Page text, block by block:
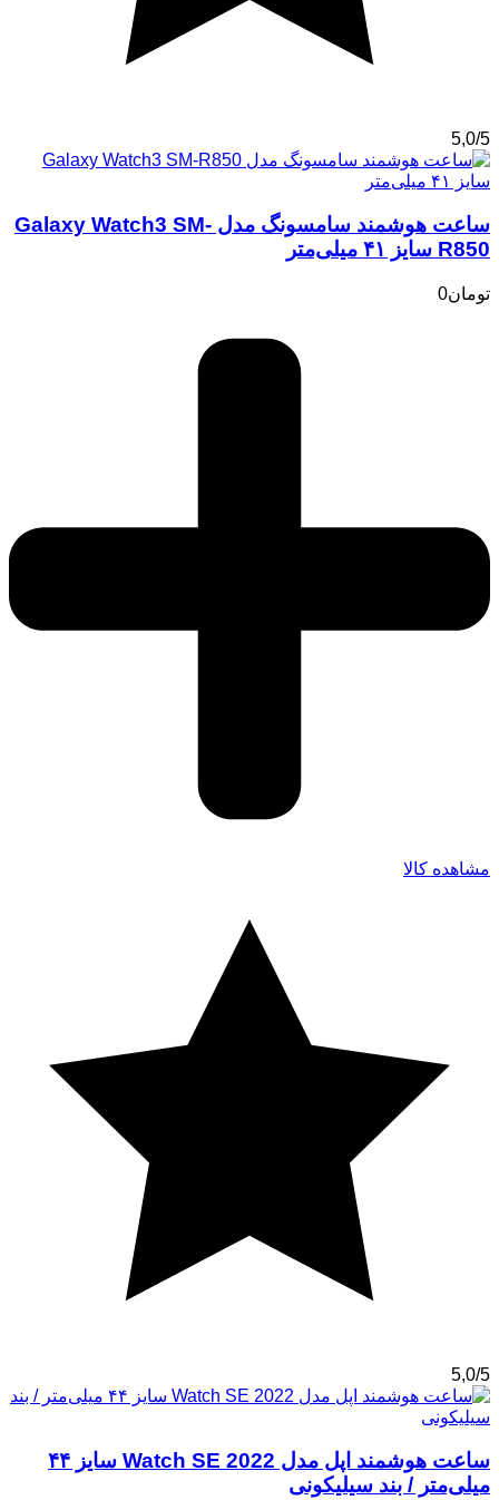
5,0/5
ساعت هوشمند سامسونگ مدل Galaxy Watch3 SM-
R850 سایز ۴۱ میلی‌متر
تومان0
مشاهده کالا
5,0/5
ساعت هوشمند اپل مدل Watch SE 2022 سایز ۴۴
میلی‌متر / بند سیلیکونی